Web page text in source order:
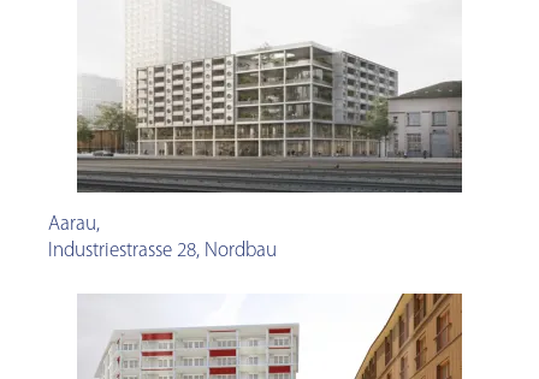
Aarau,
Industriestrasse 28, Nordbau